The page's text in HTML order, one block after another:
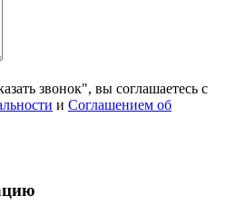
звонок", вы соглашаетесь с
и Соглашением об